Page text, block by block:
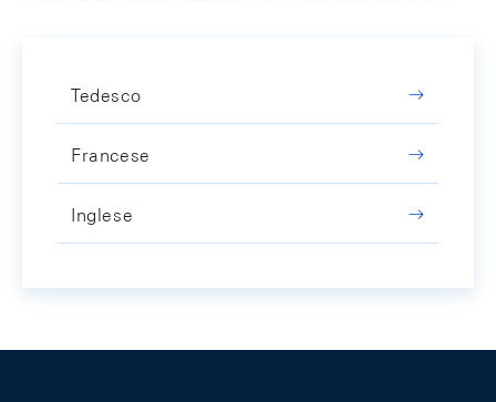
Tedesco
Francese
Inglese